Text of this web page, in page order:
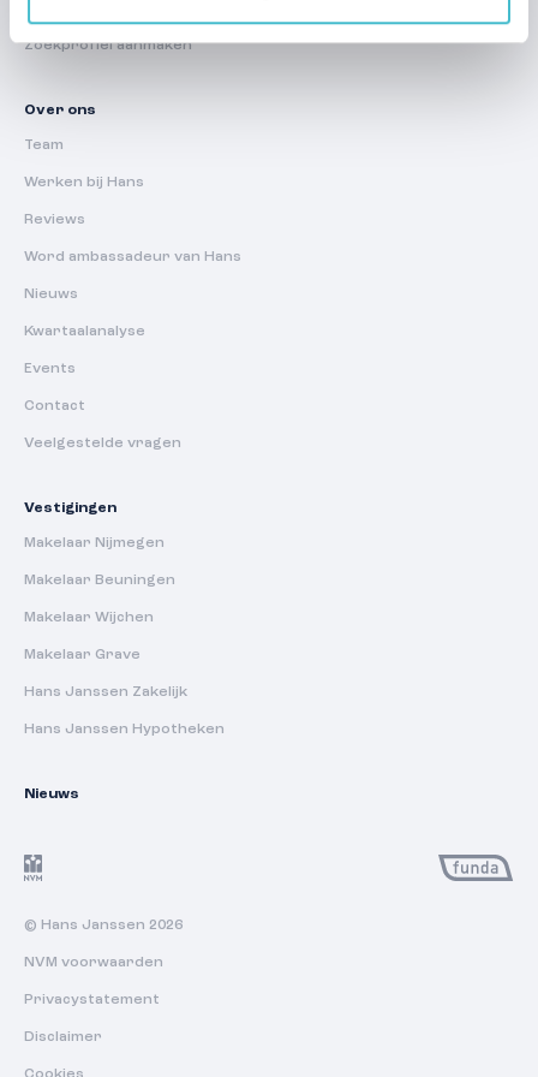
Zoekprofiel aanmaken
Over ons
Team
Werken bij Hans
Reviews
Word ambassadeur van Hans
Nieuws
Kwartaalanalyse
Events
Contact
Veelgestelde vragen
Vestigingen
Makelaar Nijmegen
Makelaar Beuningen
Makelaar Wijchen
Makelaar Grave
Hans Janssen Zakelijk
Hans Janssen Hypotheken
Nieuws
© Hans Janssen 2026
NVM voorwaarden
Privacystatement
Disclaimer